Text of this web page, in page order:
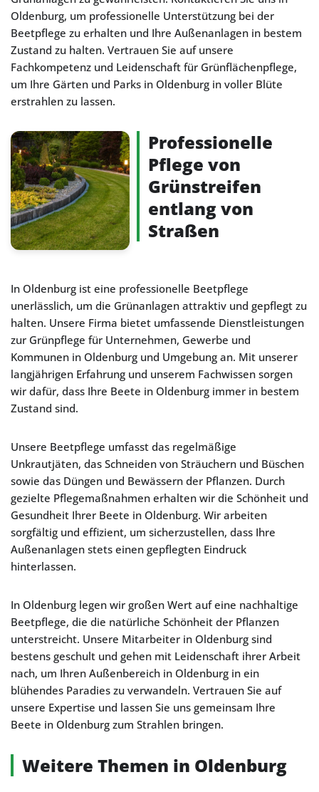
Oldenburg, um professionelle Unterstützung bei der
Beetpflege zu erhalten und Ihre Außenanlagen in bestem
Zustand zu halten. Vertrauen Sie auf unsere
Fachkompetenz und Leidenschaft für Grünflächenpflege,
um Ihre Gärten und Parks in Oldenburg in voller Blüte
erstrahlen zu lassen.
Professionelle
Pflege von
Grünstreifen
entlang von
Straßen
In Oldenburg ist eine professionelle Beetpflege
unerlässlich, um die Grünanlagen attraktiv und gepflegt zu
halten. Unsere Firma bietet umfassende Dienstleistungen
zur Grünpflege für Unternehmen, Gewerbe und
Kommunen in Oldenburg und Umgebung an. Mit unserer
langjährigen Erfahrung und unserem Fachwissen sorgen
wir dafür, dass Ihre Beete in Oldenburg immer in bestem
Zustand sind.
Unsere Beetpflege umfasst das regelmäßige
Unkrautjäten, das Schneiden von Sträuchern und Büschen
sowie das Düngen und Bewässern der Pflanzen. Durch
gezielte Pflegemaßnahmen erhalten wir die Schönheit und
Gesundheit Ihrer Beete in Oldenburg. Wir arbeiten
sorgfältig und effizient, um sicherzustellen, dass Ihre
Außenanlagen stets einen gepflegten Eindruck
hinterlassen.
In Oldenburg legen wir großen Wert auf eine nachhaltige
Beetpflege, die die natürliche Schönheit der Pflanzen
unterstreicht. Unsere Mitarbeiter in Oldenburg sind
bestens geschult und gehen mit Leidenschaft ihrer Arbeit
nach, um Ihren Außenbereich in Oldenburg in ein
blühendes Paradies zu verwandeln. Vertrauen Sie auf
unsere Expertise und lassen Sie uns gemeinsam Ihre
Beete in Oldenburg zum Strahlen bringen.
Weitere Themen in Oldenburg